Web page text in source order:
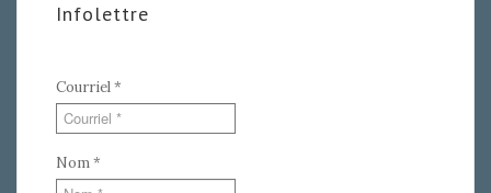
Infolettre
Courriel*
Nom*